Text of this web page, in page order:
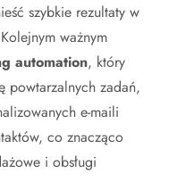
szybkie rezultaty w
ważnym
automation, który
powtarzalnych zadań,
e-maili
co znacząco
i obsługi